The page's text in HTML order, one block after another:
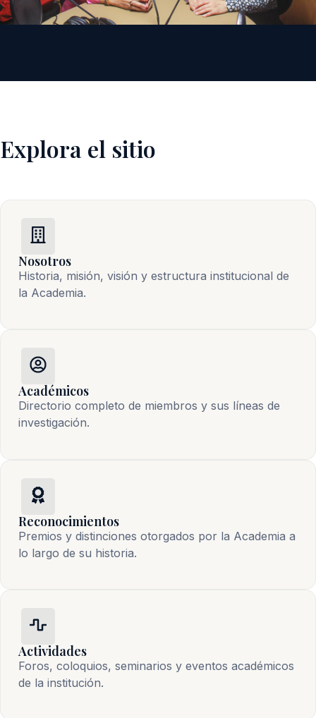
Explora el sitio
Nosotros
Historia, misión, visión y estructura institucional de
la Academia.
Académicos
Directorio completo de miembros y sus líneas de
investigación.
Reconocimientos
Premios y distinciones otorgados por la Academia a
lo largo de su historia.
Actividades
Foros, coloquios, seminarios y eventos académicos
de la institución.